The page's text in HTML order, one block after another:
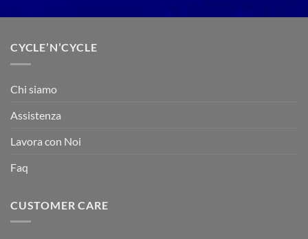
CYCLE’N’CYCLE
Chi siamo
Assistenza
Lavora con Noi
Faq
CUSTOMER CARE